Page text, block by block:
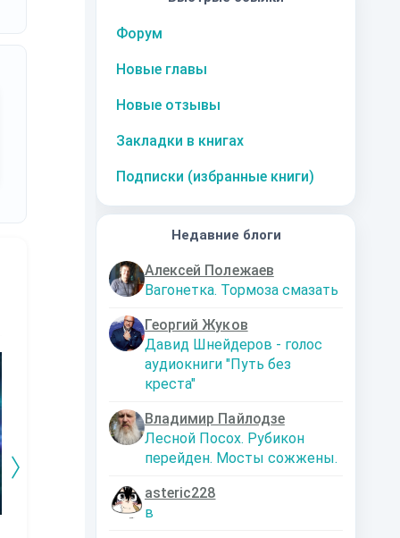
Форум
Новые главы
Новые отзывы
Закладки в книгах
Подписки (избранные книги)
Недавние блоги
Алексей Полежаев
Вагонетка. Тормоза смазать
Георгий Жуков
Давид Шнейдеров - голос
аудиокниги "Путь без
креста"
Владимир Пайлодзе
Лесной Посох. Рубикон
перейден. Мосты сожжены.
asteric228
в
за часть 10 за часть 10 за часть